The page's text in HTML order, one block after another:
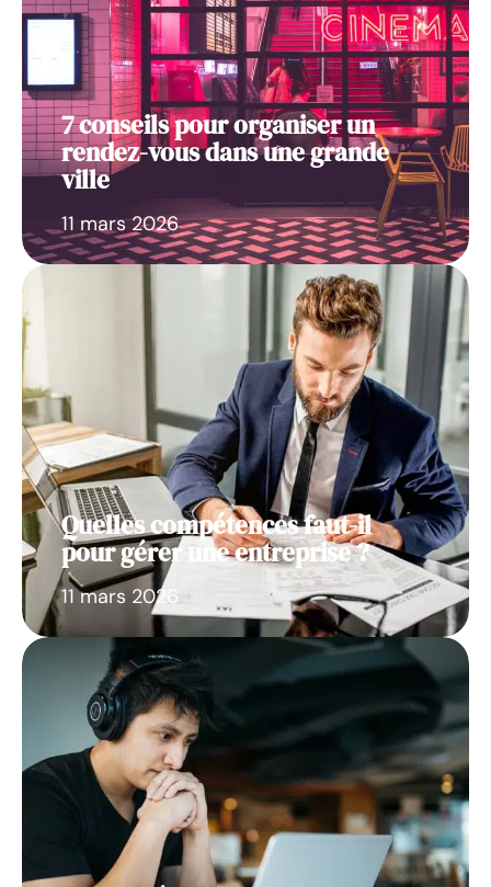
7 conseils pour organiser un
rendez-vous dans une grande
ville
11 mars 2026
Quelles compétences faut-il
pour gérer une entreprise ?
11 mars 2026